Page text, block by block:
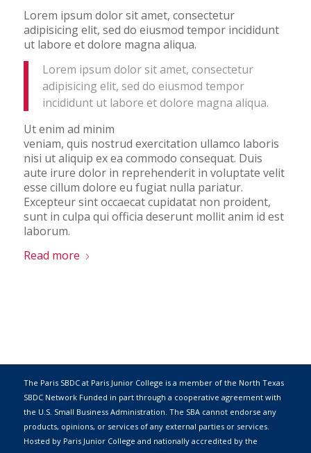
Lorem ipsum dolor sit amet, consectetur
adipisicing elit, sed do eiusmod tempor incididunt
ut labore et dolore magna aliqua.
Lorem ipsum dolor sit amet, consectetur
adipisicing elit, sed do eiusmod tempor
incididunt ut labore et dolore magna aliqua.
Ut enim ad minim
veniam, quis nostrud exercitation ullamco laboris
nisi ut aliquip ex ea commodo consequat. Duis
aute irure dolor in reprehenderit in voluptate velit
esse cillum dolore eu fugiat nulla pariatur.
Excepteur sint occaecat cupidatat non proident,
sunt in culpa qui officia deserunt mollit anim id est
laborum.
Read more
The Paris SBDC at Paris Junior College is a member of the North Texas
SBDC NetworkFunded in part through a cooperative agreement with
the U.S. Small Business Administration . The SBA cannot endorse any
products, opinions, or services of any external parties or services.
Hosted by Paris Junior College and nationally accredited by the